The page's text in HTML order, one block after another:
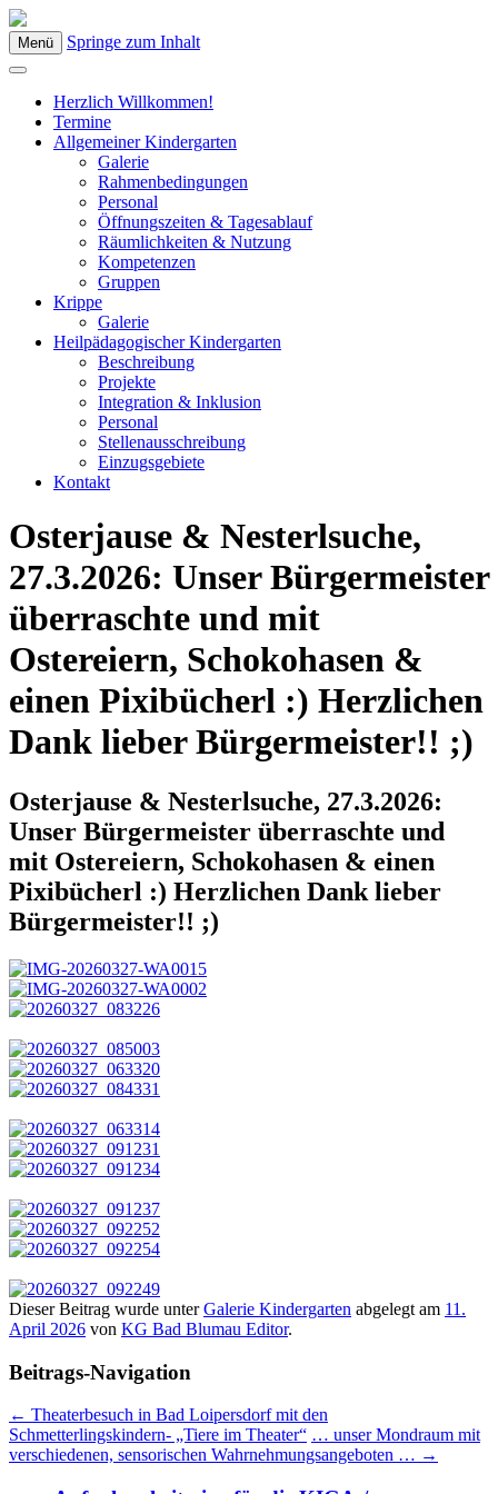
Kindergarten Bad Blumau
Menü Springe zum Inhalt
Herzlich Willkommen!
Termine
Allgemeiner Kindergarten
Galerie
Rahmenbedingungen
Personal
Öffnungszeiten & Tagesablauf
Räumlichkeiten & Nutzung
Kompetenzen
Gruppen
Krippe
Galerie
Heilpädagogischer Kindergarten
Beschreibung
Projekte
Integration & Inklusion
Personal
Stellenausschreibung
Einzugsgebiete
Kontakt
Osterjause & Nesterlsuche,
27.3.2026: Unser Bürgermeister
überraschte und mit
Ostereiern, Schokohasen &
einen Pixibücherl :) Herzlichen
Dank lieber Bürgermeister!! ;)
Osterjause & Nesterlsuche, 27.3.2026:
Unser Bürgermeister überraschte und
mit Ostereiern, Schokohasen & einen
Pixibücherl :) Herzlichen Dank lieber
Bürgermeister!! ;)
Dieser Beitrag wurde unterGalerie Kindergarten abgelegt am 11.
April 2026 von KG Bad Blumau Editor.
Beitrags-Navigation
← Theaterbesuch in Bad Loipersdorf mit den
Schmetterlingskindern- „Tiere im Theater“ … unser Mondraum mit
verschiedenen, sensorischen Wahrnehmungsangeboten … →